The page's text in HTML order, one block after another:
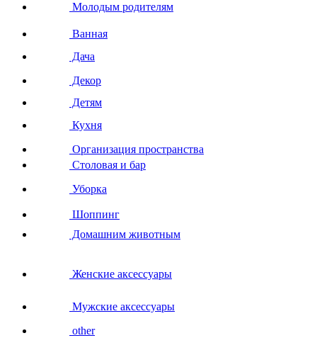
Молодым родителям
Ванная
Дача
Декор
Детям
Кухня
Организация пространства
Столовая и бар
Уборка
Шоппинг
Домашним животным
Женские аксессуары
Мужские аксессуары
other